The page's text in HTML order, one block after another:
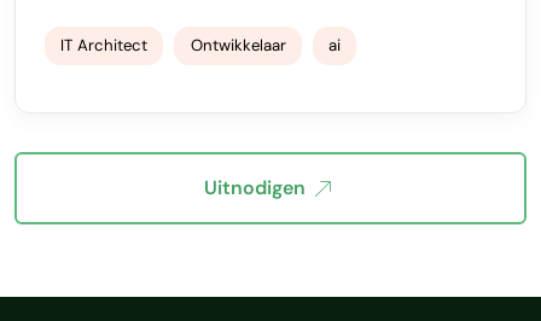
IT Architect Ontwikkelaar ai
Uitnodigen